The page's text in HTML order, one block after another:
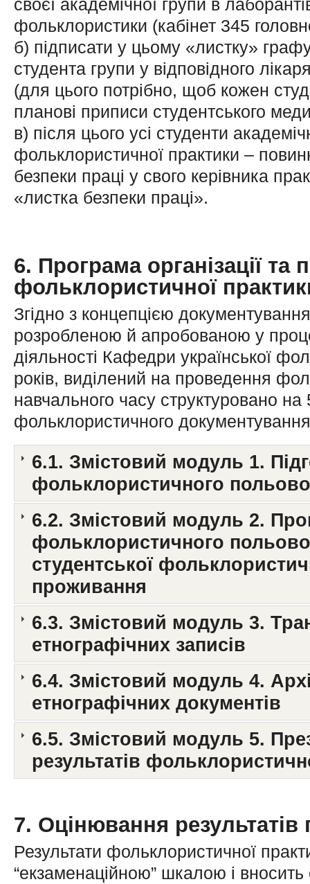
своєї академічної групи в
фольклористики (кабінет 345
б) підписати у цьому «листку»
студента групи у відповідного
(для цього потрібно, щоб кожен
планові приписи студентського
в) після цього усі студенти
фольклористичної практики –
безпеки праці у свого керівника
«листка безпеки праці».
6. Програма організації та
фольклористичної
Згідно з концепцією
розробленою й апробованою у
діяльності Кафедри української
років, виділений на проведення
навчального часу структурова­но
фольклористичного
6.1. Змістовий модуль 1.
фольклористичного
6.2. Змістовий модуль 2.
фольклористичного
студент­ської
проживання
6.3. Змістовий модуль 3.
етнографічних записів
6.4. Змістовий модуль 4.
етнографічних документів
6.5. Змістовий модуль 5.
результатів
7. Оцінювання результатів
Результати фольклористичної
“екзаменаційною” шкалою і вносить